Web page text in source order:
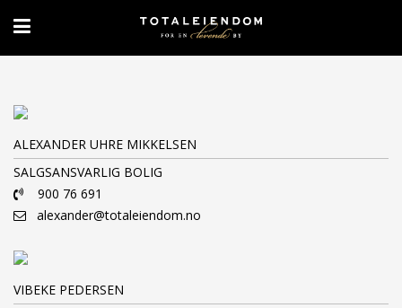
ALEXANDER UHRE MIKKELSEN
SALGSANSVARLIG BOLIG
900 76 691
alexander@totaleiendom.no
VIBEKE PEDERSEN